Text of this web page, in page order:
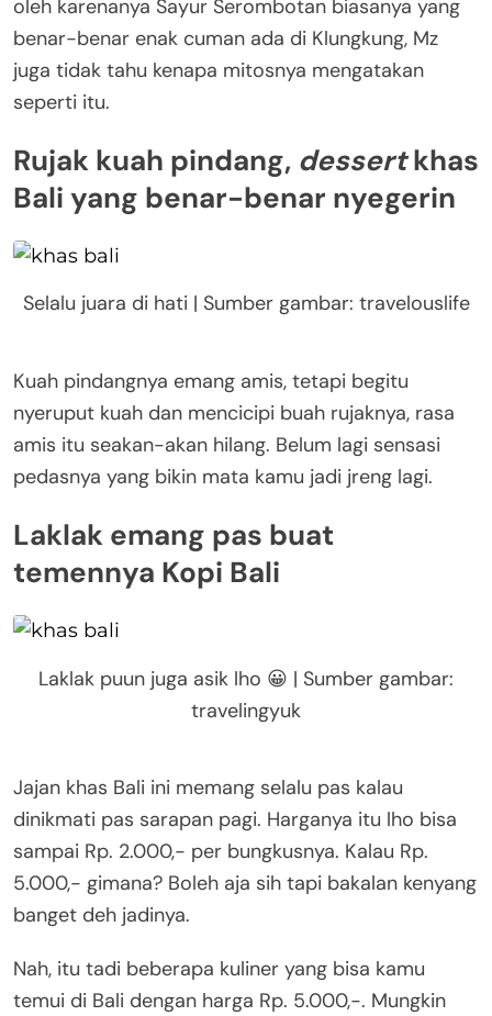
oleh karenanya Sayur Serombotan biasanya yang
benar-benar enak cuman ada di Klungkung, Mz
juga tidak tahu kenapa mitosnya mengatakan
seperti itu.
Rujak kuah pindang, dessertkhas
Bali yang benar-benar nyegerin
Selalu juara di hati | Sumber gambar: travelouslife
Kuah pindangnya emang amis, tetapi begitu
nyeruput kuah dan mencicipi buah rujaknya, rasa
amis itu seakan-akan hilang. Belum lagi sensasi
pedasnya yang bikin mata kamu jadi jreng lagi.
Laklak emang pas buat
temennya Kopi Bali
Laklak puun juga asik lho 😀 | Sumber gambar:
travelingyuk
Jajan khas Bali ini memang selalu pas kalau
dinikmati pas sarapan pagi. Harganya itu lho bisa
sampai Rp. 2.000,- per bungkusnya. Kalau Rp.
5.000,- gimana? Boleh aja sih tapi bakalan kenyang
banget deh jadinya.
Nah, itu tadi beberapa kuliner yang bisa kamu
temui di Bali dengan harga Rp. 5.000,-. Mungkin